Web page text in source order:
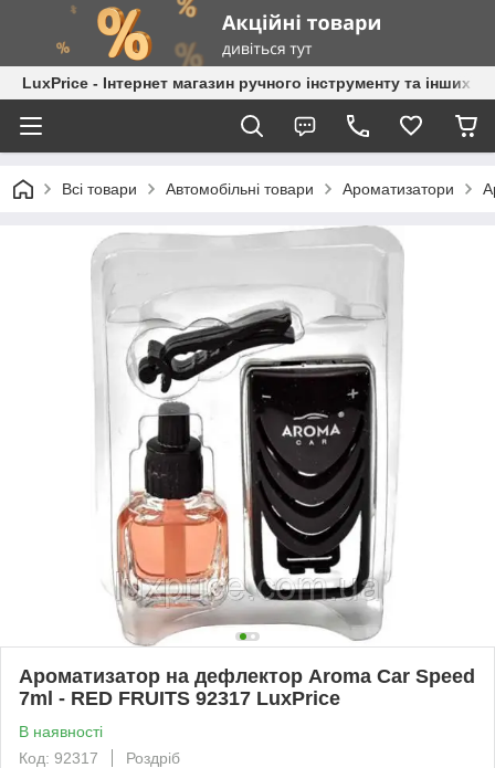
LuxPrice - Інтернет магазин ручного інструменту та інших
Всі товари Автомобільні товари Ароматизатори
Ароматизатор на дефлектор Aroma Car Speed
7ml - RED FRUITS 92317 LuxPrice
В наявності
Код: 92317
Роздріб